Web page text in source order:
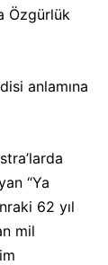
Özgürlük
anlamına
“Ya
62 yıl
mil